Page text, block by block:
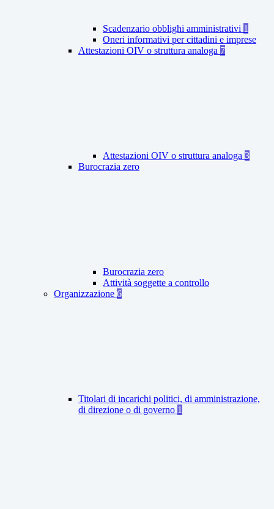
Scadenzario obblighi amministrativi 1
Oneri informativi per cittadini e imprese
Attestazioni OIV o struttura analoga 7
Attestazioni OIV o struttura analoga 3
Burocrazia zero
Burocrazia zero
Attività soggette a controllo
Organizzazione 6
Titolari di incarichi politici, di amministrazione,
di direzione o di governo 1